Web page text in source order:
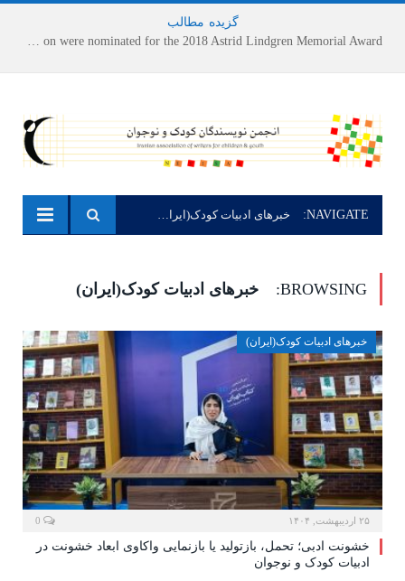
گزیده مطالب
NAVIGATE: خبرهای ادبیات کودک(ایران)
BROWSING: خبرهای ادبیات کودک(ایران)
خبرهای ادبیات کودک(ایران)
۲۵ اردیبهشت, ۱۴۰۴
خشونت ادبی؛ تحمل، بازتولید یا بازنمایی واکاوی ابعاد خشونت در
ادبیات کودک و نوجوان